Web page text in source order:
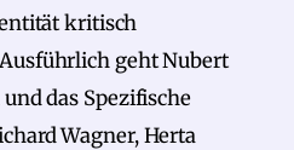
kritisch
geht Nubert
das Spezifische
Wagner, Herta